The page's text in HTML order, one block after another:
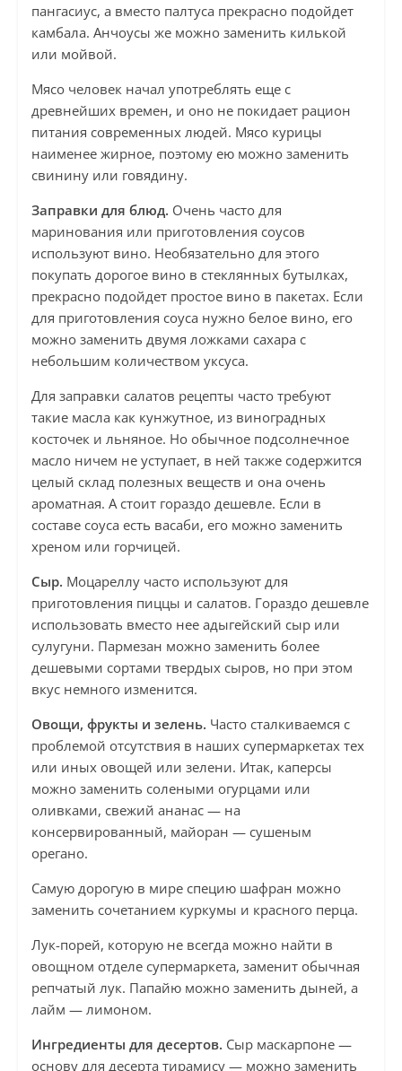
пангасиус, а вместо палтуса прекрасно подойдет
камбала. Анчоусы же можно заменить килькой
или мойвой.
Мясо человек начал употреблять еще с
древнейших времен, и оно не покидает рацион
питания современных людей. Мясо курицы
наименее жирное, поэтому ею можно заменить
свинину или говядину.
Заправки для блюд. Очень часто для
маринования или приготовления соусов
используют вино. Необязательно для этого
покупать дорогое вино в стеклянных бутылках,
прекрасно подойдет простое вино в пакетах. Если
для приготовления соуса нужно белое вино, его
можно заменить двумя ложками сахара с
небольшим количеством уксуса.
Для заправки салатов рецепты часто требуют
такие масла как кунжутное, из виноградных
косточек и льняное. Но обычное подсолнечное
масло ничем не уступает, в ней также содержится
целый склад полезных веществ и она очень
ароматная. А стоит гораздо дешевле. Если в
составе соуса есть васаби, его можно заменить
хреном или горчицей.
Сыр. Моцареллу часто используют для
приготовления пиццы и салатов. Гораздо дешевле
использовать вместо нее адыгейский сыр или
сулугуни. Пармезан можно заменить более
дешевыми сортами твердых сыров, но при этом
вкус немного изменится.
Овощи, фрукты и зелень. Часто сталкиваемся с
проблемой отсутствия в наших супермаркетах тех
или иных овощей или зелени. Итак, каперсы
можно заменить солеными огурцами или
оливками, свежий ананас — на
консервированный, майоран — сушеным
орегано.
Самую дорогую в мире специю шафран можно
заменить сочетанием куркумы и красного перца.
Лук-порей, которую не всегда можно найти в
овощном отделе супермаркета, заменит обычная
репчатый лук. Папайю можно заменить дыней, а
лайм — лимоном.
Ингредиенты для десертов. Сыр маскарпоне —
основу для десерта тирамису — можно заменить